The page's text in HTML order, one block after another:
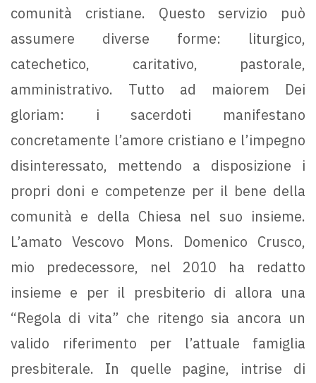
comunità cristiane. Questo servizio può
assumere diverse forme: liturgico,
catechetico, caritativo, pastorale,
amministrativo. Tutto ad maiorem Dei
gloriam: i sacerdoti manifestano
concretamente l’amore cristiano e l’impegno
disinteressato, mettendo a disposizione i
propri doni e competenze per il bene della
comunità e della Chiesa nel suo insieme.
L’amato Vescovo Mons. Domenico Crusco,
mio predecessore, nel 2010 ha redatto
insieme e per il presbiterio di allora una
“Regola di vita” che ritengo sia ancora un
valido riferimento per l’attuale famiglia
presbiterale. In quelle pagine, intrise di